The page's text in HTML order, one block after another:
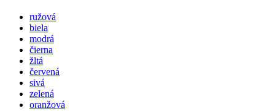
ružová
biela
modrá
čierna
žltá
červená
sivá
zelená
oranžová